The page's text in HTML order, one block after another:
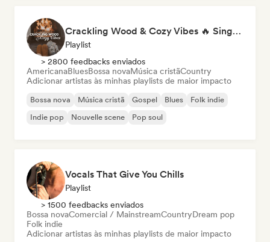
Crackling Wood & Cozy Vibes 🔥 Singer-Songwriter, Dream Pop & Bedroom Pop
Playlist
> 2800 feedbacks enviados
AmericanaBluesBossa novaMúsica cristãCountry
Adicionar artistas às minhas playlists de maior impacto
Bossa nova Música cristã Gospel Blues
Folk indie
Indie pop
Nouvelle scene Pop soul
Vocals That Give You Chills
Playlist
> 1500 feedbacks enviados
Bossa novaComercial / MainstreamCountryDream pop
Folk indie
Adicionar artistas às minhas playlists de maior impacto